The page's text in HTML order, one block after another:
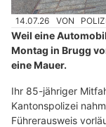
14.07.26 VON
Weil eine
Montag in Brugg
eine Mauer.
Ihr 85-jähriger
Kantonspolizei
Führerausweis